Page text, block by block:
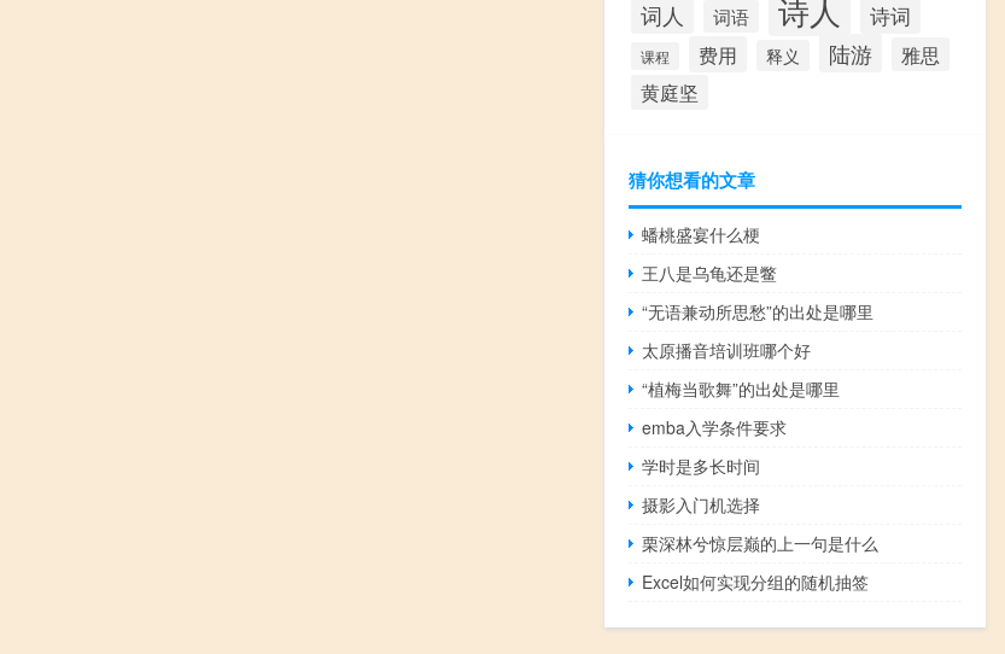
词人 词语 诗人 诗词
课程 费用 释义 陆游 雅思
黄庭坚
猜你想看的文章
蟠桃盛宴什么梗
王八是乌龟还是鳖
“无语兼动所思愁”的出处是哪里
太原播音培训班哪个好
“植梅当歌舞”的出处是哪里
emba入学条件要求
学时是多长时间
摄影入门机选择
栗深林兮惊层巅的上一句是什么
Excel如何实现分组的随机抽签